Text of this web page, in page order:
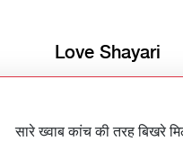
Love Shayari
सारे ख्वाब कांच की तरह बिखरे